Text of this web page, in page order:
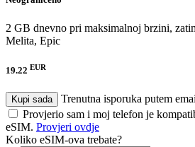
2 GB dnevno pri maksimalnoj brzini,
Melita, Epic
19.22 EUR
Kupi sada
Trenutna isporuka putem
Provjerio sam i moj telefon je
eSIM. Provjeri ovdje
Koliko eSIM-ova trebate?